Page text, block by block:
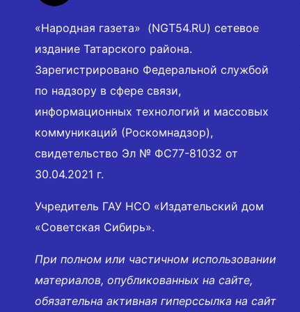
«Народная газета» (NGT54.RU) сетевое
издание Татарского района.
Зарегистрировано Федеральной службой
по надзору в сфере связи,
информационных технологий и массовых
коммуникаций (Роскомнадзор),
свидетельство Эл № ФС77-81032 от
30.04.2021 г.
Учредитель ГАУ НСО «Издательский дом
«Советская Сибирь».
При полном или частичном использовании
материалов, опубликованных на сайте,
обязательна активная гиперссылка на сайт